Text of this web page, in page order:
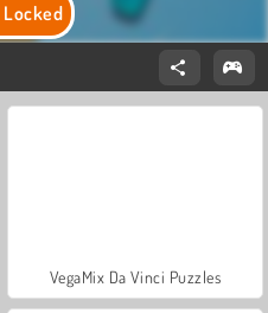
Locked
VegaMix Da Vinci Puzzles